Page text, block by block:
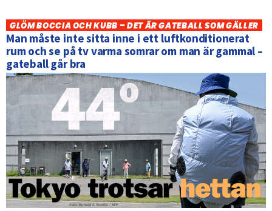
GLÖM BOCCIA OCH KUBB – DET ÄR GATEBALL SOM GÄLLER
Man måste inte sitta inne i ett luftkonditionerat
rum och se på tv varma somrar om man är gammal –
gateball går bra